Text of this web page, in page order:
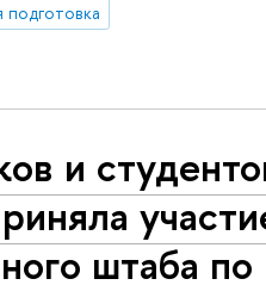
подготовка
и
штаба по